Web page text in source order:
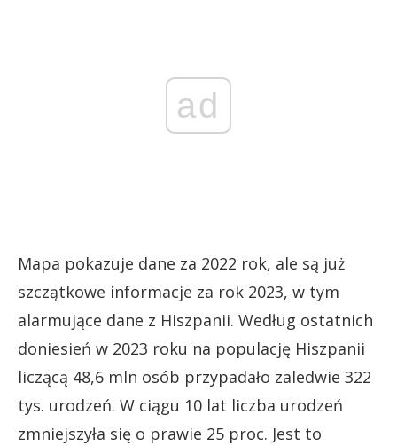
ad
Mapa pokazuje dane za 2022 rok, ale są już
szczątkowe informacje za rok 2023, w tym
alarmujące dane z Hiszpanii. Według ostatnich
doniesień w 2023 roku na populację Hiszpanii
liczącą 48,6 mln osób przypadało zaledwie 322
tys. urodzeń. W ciągu 10 lat liczba urodzeń
zmniejszyła się o prawie 25 proc. Jest to